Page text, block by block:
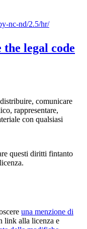
nc-nd/2.5/hr/
the legal code
comunicare
rappresentare,
con qualsiasi
questi diritti fintanto
una menzione di
link alla licenza e